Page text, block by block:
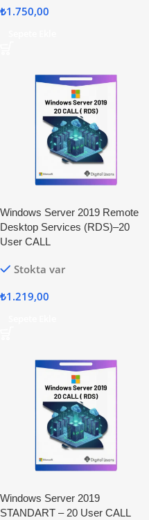
₺1.750,00
Windows Server 2019 Remote
Desktop Services (RDS)–20
User CALL
Stokta var
₺1.219,00
Windows Server 2019
STANDART – 20 User CALL